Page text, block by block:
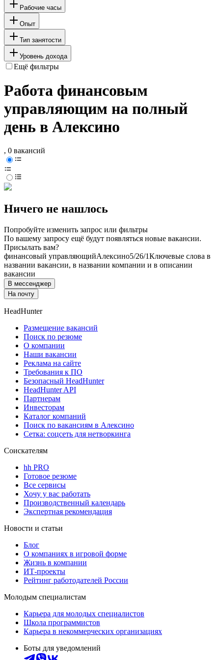
Рабочие часы
Опыт
Тип занятости
Уровень дохода
Ещё фильтры
Работа финансовым
управляющим на полный
день в Алексино
, 0 вакансий
Ничего не нашлось
Попробуйте изменить запрос или фильтры
По вашему запросу ещё будут появляться новые вакансии.
Присылать вам?
финансовый управляющийАлексино5/26/1Ключевые слова в
названии вакансии, в названии компании и в описании
вакансии
В мессенджер
На почту
HeadHunter
Размещение вакансий
Поиск по резюме
О компании
Наши вакансии
Реклама на сайте
Требования к ПО
Безопасный HeadHunter
HeadHunter API
Партнерам
Инвесторам
Каталог компаний
Поиск по вакансиям в Алексино
Сетка: соцсеть для нетворкинга
Соискателям
hh PRO
Готовое резюме
Все сервисы
Хочу у вас работать
Производственный календарь
Экспертная рекомендация
Новости и статьи
Блог
О компаниях в игровой форме
Жизнь в компании
ИТ-проекты
Рейтинг работодателей России
Молодым специалистам
Карьера для молодых специалистов
Школа программистов
Карьера в некоммерческих организациях
Боты для уведомлений